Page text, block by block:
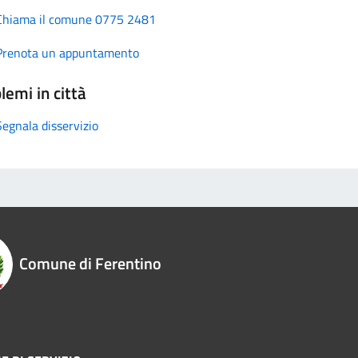
il comune 0775 2481
un appuntamento
in città
disservizio
Comune di Ferentino